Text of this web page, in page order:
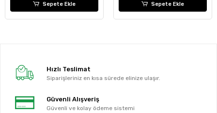
Sepete Ekle Sepete Ekle
Hızlı Teslimat
Siparişleriniz en kısa sürede elinize ulaşır.
Güvenli Alışveriş
Güvenli ve kolay ödeme sistemi